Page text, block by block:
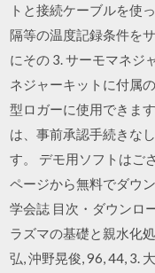
トと接続ケーブルを使
隔等の温度記録条件を
にその 3. サーモマネジ
ネジャーキットに付属
型ロガーに使用できま
は、事前承認手続きな
す。 デモ用ソフトはご
ページから無料でダウ
学会誌 目次・ダウンロ
ラズマの基礎と親水化
弘, 沖野晃俊, 96, 44, 3.